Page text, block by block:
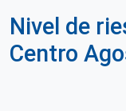
Nivel de
Centro